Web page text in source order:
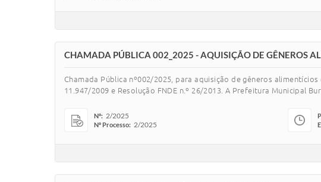
CHAMADA PÚBLICA 002_2025 - AQUISIÇÃO DE GÊNEROS
Chamada Pública nº002/2025, para aquisição de gêneros
11.947/2009 e Resolução FNDE n.º 26/2013. A Prefeitura Municipal
Nº: 2/2025
Nº Processo: 2/2025